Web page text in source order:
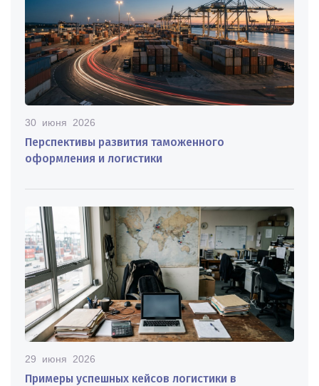
30 июня 2026
Перспективы развития таможенного
оформления и логистики
29 июня 2026
Примеры успешных кейсов логистики в